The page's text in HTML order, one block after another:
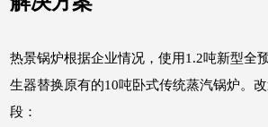
热景锅炉根据企业情况，使用1.2吨新型全
生器替换原有的10吨卧式传统蒸汽锅炉。
段：